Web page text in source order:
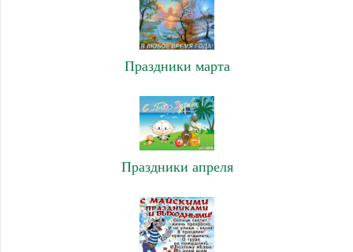
Праздники марта
Праздники апреля